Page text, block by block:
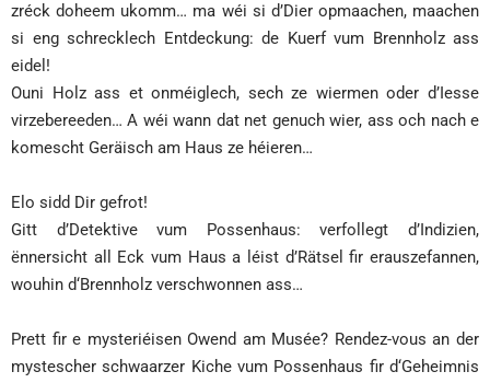
zréck doheem ukomm… ma wéi si d’Dier opmaachen, maachen
si eng schrecklech Entdeckung: de Kuerf vum Brennholz ass
eidel!
Ouni Holz ass et onméiglech, sech ze wiermen oder d’Iesse
virzebereeden… A wéi wann dat net genuch wier, ass och nach e
komescht Geräisch am Haus ze héieren…
Elo sidd Dir gefrot!
Gitt d’Detektive vum Possenhaus: verfollegt d’Indizien,
ënnersicht all Eck vum Haus a léist d’Rätsel fir erauszefannen,
wouhin d‘Brennholz verschwonnen ass…
Prett fir e mysteriéisen Owend am Musée? Rendez-vous an der
mystescher schwaarzer Kiche vum Possenhaus fir d‘Geheimnis